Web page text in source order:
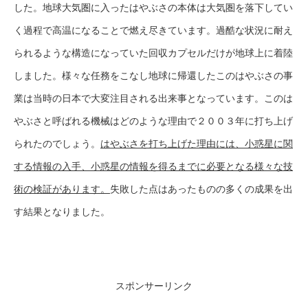
した。地球大気圏に入ったはやぶさの本体は大気圏を落下してい
く過程で高温になることで燃え尽きています。過酷な状況に耐え
られるような構造になっていた回収カプセルだけが地球上に着陸
しました。様々な任務をこなし地球に帰還したこのはやぶさの事
業は当時の日本で大変注目される出来事となっています。このは
やぶさと呼ばれる機械はどのような理由で２００３年に打ち上げ
られたのでしょう。 はやぶさを打ち上げた理由には、小惑星に関
する情報の入手、小惑星の情報を得るまでに必要となる様々な技
術の検証があります。 失敗した点はあったものの多くの成果を出
す結果となりました。
スポンサーリンク